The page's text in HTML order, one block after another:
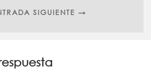
SIGUIENTE →